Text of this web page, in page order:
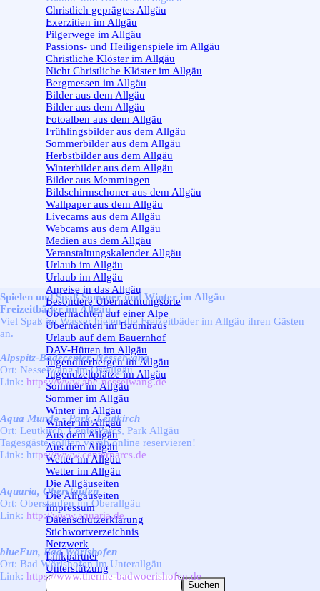
Christlich geprägtes Allgäu
Exerzitien im Allgäu
Pilgerwege im Allgäu
Passions- und Heiligenspiele im Allgäu
Christliche Klöster im Allgäu
Nicht Christliche Klöster im Allgäu
Bergmessen im Allgäu
Bilder aus dem Allgäu
Bilder aus dem Allgäu
Fotoalben aus dem Allgäu
Frühlingsbilder aus dem Allgäu
Sommerbilder aus dem Allgäu
Herbstbilder aus dem Allgäu
Winterbilder aus dem Allgäu
Bilder aus Memmingen
Bildschirmschoner aus dem Allgäu
Wallpaper aus dem Allgäu
Livecams aus dem Allgäu
Webcams aus dem Allgäu
Medien aus dem Allgäu
Veranstaltungskalender Allgäu
Urlaub im Allgäu
Urlaub im Allgäu
Anreise in das Allgäu
Besondere Übernachtungsorte
Übernachten auf einer Alpe
Übernachten im Baumhaus
Urlaub auf dem Bauernhof
DAV-Hütten im Allgäu
Jugendherbergen im Allgäu
Jugendzeltplätze im Allgäu
Sommer im Allgäu▼
Sommer im Allgäu
Winter im Allgäu
Winter im Allgäu
Aus dem Allgäu▼
Aus dem Allgäu
Wetter im Allgäu▼
Wetter im Allgäu
Die Allgäuseiten
Die Allgäuseiten
Impressum
Datenschutzerklärung
Stichwortverzeichnis
Netzwerk
Linkpartner
Unterstützung
Suchen
Spielen und Spaß Sommer und Winter im Allgäu
Freizeitbäder im Allgäu
Viel Spaß im Wasser bieten die Freizeitbäder im Allgäu ihren Gästen
an.
Alpspitz-Badecenter, Nesselwang
Ort: Nesselwang im Ostallgäu
Link: https://www.abc-nesselwang.de
Aqua Mundo - Park, Leutkirch
Ort: Leutkirch, CenterParcs, Park Allgäu
Tagesgäste sollten vorab online reservieren!
Link: https://www.centerparcs.de
Aquaria, Oberstaufen
Ort: Oberstaufen im Oberallgäu
Link: http://www.aquaria.de
blueFun, Bad Wörishofen
Ort: Bad Wörishofen im Unterallgäu
Link: https://www.therme-badwoerishofen.de